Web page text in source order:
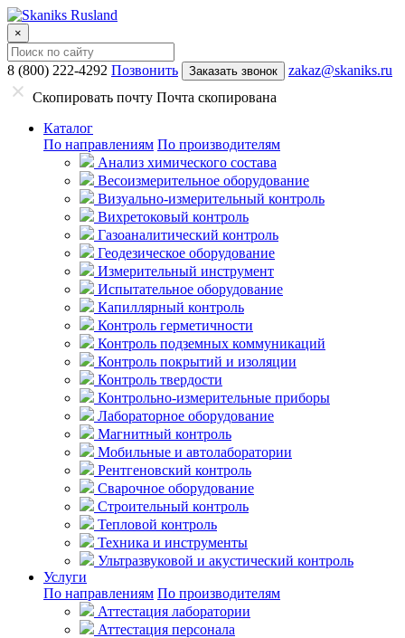
×
8 (800) 222-4292 Позвонить Заказать звонок
zakaz@skaniks.ru
Скопировать почту Почта скопирована
Каталог
По направлениям По производителям
Анализ химического состава
Весоизмерительное оборудование
Визуально-измерительный контроль
Вихретоковый контроль
Газоаналитический контроль
Геодезическое оборудование
Измерительный инструмент
Испытательное оборудование
Капиллярный контроль
Контроль герметичности
Контроль подземных коммуникаций
Контроль покрытий и изоляции
Контроль твердости
Контрольно-измерительные приборы
Лабораторное оборудование
Магнитный контроль
Мобильные и автолаборатории
Рентгеновский контроль
Сварочное оборудование
Строительный контроль
Тепловой контроль
Техника и инструменты
Ультразвуковой и акустический контроль
Услуги
По направлениям По производителям
Аттестация лаборатории
Аттестация персонала